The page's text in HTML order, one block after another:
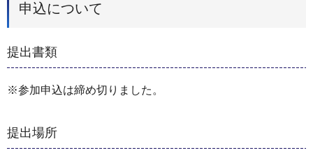
申込について
提出書類
※参加申込は締め切りました。
提出場所